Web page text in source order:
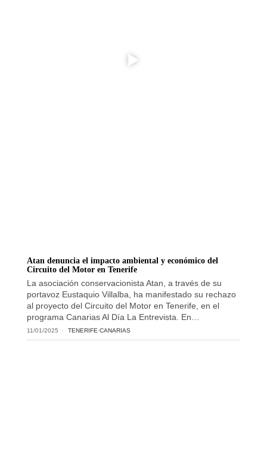
Atan denuncia el impacto ambiental y económico del
Circuito del Motor en Tenerife
La asociación conservacionista Atan, a través de su
portavoz Eustaquio Villalba, ha manifestado su rechazo
al proyecto del Circuito del Motor en Tenerife, en el
programa Canarias Al Día La Entrevista. En…
11/01/2025 TENERIFE·CANARIAS